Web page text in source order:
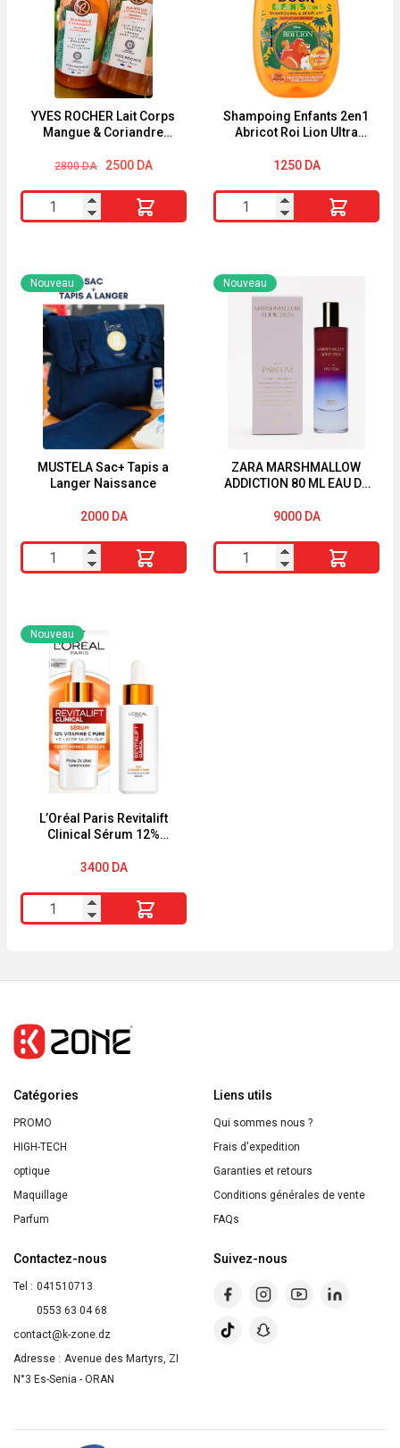
YVES ROCHER Lait Corps
Mangue & Coriandre
2800DA
Le
initial
était :
2800 DA.
2500 DA
Le
actuel
est :
2500 DA.
quantité
de
ROCHER
Lait
Corps
Mangue
Coriandre
390ml
Shampoing Enfants 2en1
Abricot Roi Lion Ultra
1250 DA
quantité
de
Enfants
2en1
MUSTELA Sac+ Tapis a
Langer Naissance
Nouveau
2000 DA
quantité
de
Sac+
Tapis
Langer
Naissance
ZARA MARSHMALLOW
ADDICTION 80 ML EAU DE
Nouveau
9000 DA
quantité
de
L’Oréal Paris Revitalift
Clinical Sérum 12%
Nouveau
3400 DA
quantité
de
Clinical
Sérum
Vitamine
C
Pure
Catégories
PROMO
HIGH-TECH
optique
Maquillage
Parfum
Liens utils
Qui sommes nous ?
Frais d'expedition
Garanties et retours
Conditions générales de vente
FAQs
Contactez-nous
Tel : 041510713
0553 63 04 68
contact@k-zone.dz
Adresse : Avenue des Martyrs, ZI
N°3 Es-Senia - ORAN
Suivez-nous